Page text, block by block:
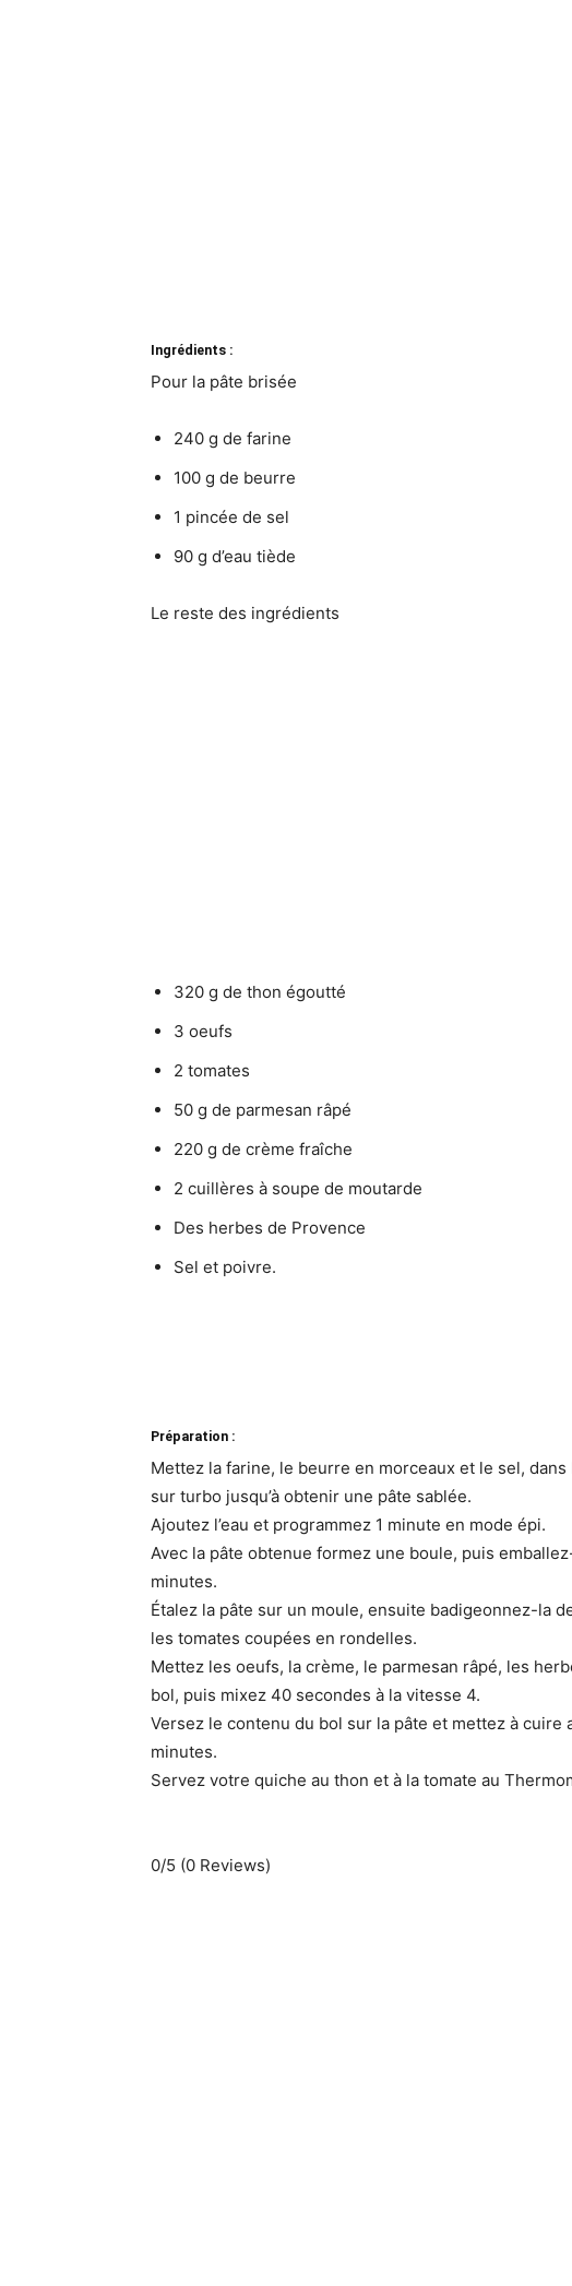
Ingrédients :
Pour la pâte brisée
240 g de farine
100 g de beurre
1 pincée de sel
90 g d’eau tiède
Le reste des ingrédients
320 g de thon égoutté
3 oeufs
2 tomates
50 g de parmesan râpé
220 g de crème fraîche
2 cuillères à soupe de moutarde
Des herbes de Provence
Sel et poivre.
Préparation :
Mettez la farine, le beurre en morceaux et le sel,
sur turbo jusqu’à obtenir une pâte sablée.
Ajoutez l’eau et programmez 1 minute en mode épi.
Avec la pâte obtenue formez une boule, puis
minutes.
Étalez la pâte sur un moule, ensuite badigeonnez-la
les tomates coupées en rondelles.
Mettez les oeufs, la crème, le parmesan râpé, les
bol, puis mixez 40 secondes à la vitesse 4.
Versez le contenu du bol sur la pâte et mettez à cuire
minutes.
Servez votre quiche au thon et à la tomate au
0/5 (0 Reviews)